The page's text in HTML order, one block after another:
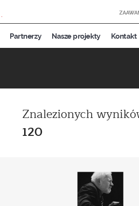
Partnerzy Nasze projekty Kontakt
Znalezionych
120